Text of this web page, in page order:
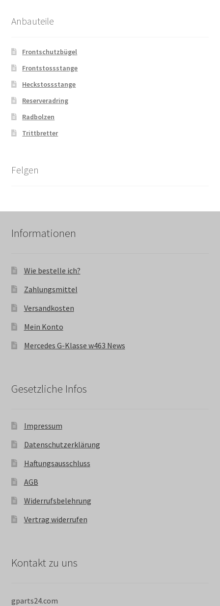
Anbauteile
Frontschutzbügel
Frontstossstange
Heckstossstange
Reserveradring
Radbolzen
Trittbretter
Felgen
Informationen
Wie bestelle ich?
Zahlungsmittel
Versandkosten
Mein Konto
Mercedes G-Klasse w463 News
Gesetzliche Infos
Impressum
Datenschutzerklärung
Haftungsausschluss
AGB
Widerrufsbelehrung
Vertrag widerrufen
Kontakt zu uns
gparts24.com